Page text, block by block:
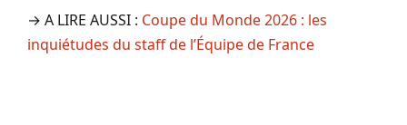
→ A LIRE AUSSI : Coupe du Monde 2026 : les
inquiétudes du staff de l’Équipe de France